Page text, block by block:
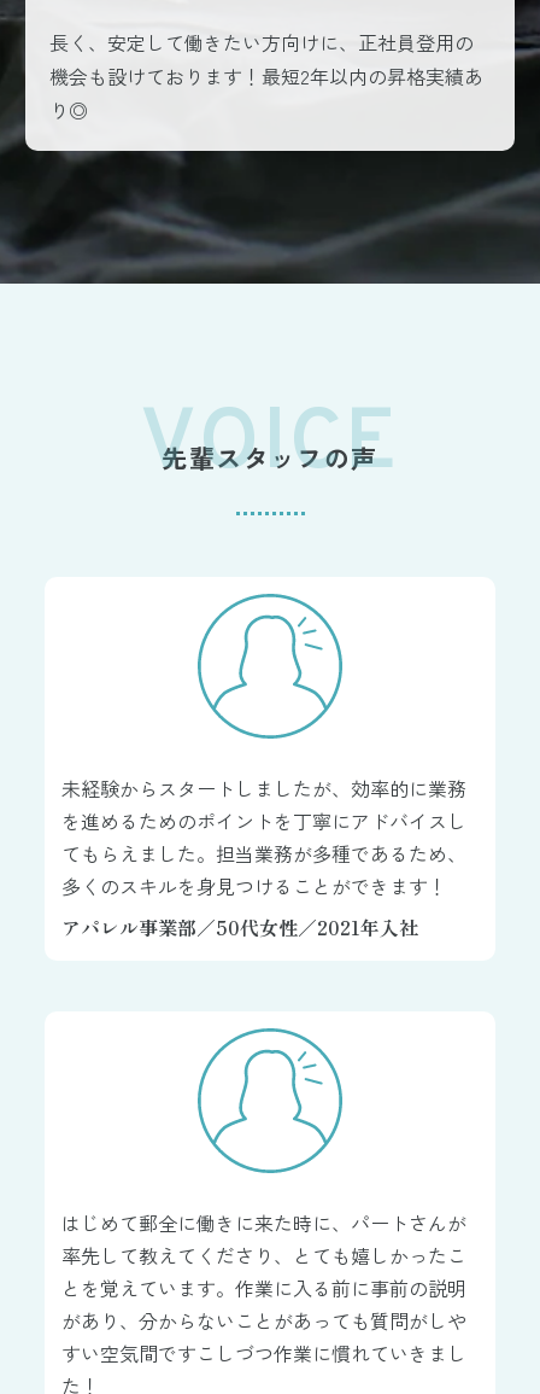
長く、安定して働きたい方向けに、正社員登用の
機会も設けております！最短2年以内の昇格実績あ
り◎
VOICE
先輩スタッフの声
未経験からスタートしましたが、効率的に業務
を進めるためのポイントを丁寧にアドバイスし
てもらえました。担当業務が多種であるため、
多くのスキルを身見つけることができます！
アパレル事業部／50代女性／2021年入社
はじめて郵全に働きに来た時に、パートさんが
率先して教えてくださり、とても嬉しかったこ
とを覚えています。作業に入る前に事前の説明
があり、分からないことがあっても質問がしや
すい空気間ですこしづつ作業に慣れていきまし
た！